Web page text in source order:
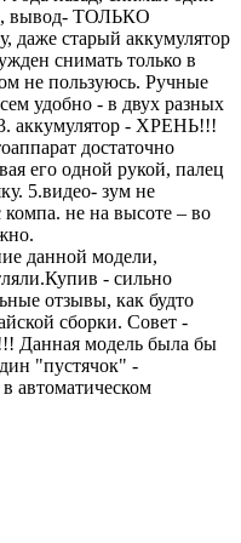
вывод- ТОЛЬКО
даже старый аккумулятор
снимать только в
не пользуюсь. Ручные
удобно - в двух разных
аккумулятор - ХРЕНЬ!!!
достаточно
его одной рукой, палец
5.видео- зум не
компа. не на высоте – во
данной модели,
- сильно
отзывы, как будто
сборки. Совет -
модель была бы
"пустячок" -
автоматическом